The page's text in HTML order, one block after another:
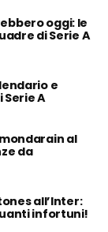
oggi: le
di Serie A
e
A
al
da
all’Inter:
infortuni!